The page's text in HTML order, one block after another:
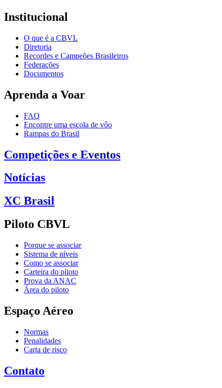
Institucional
O que é a CBVL
Diretoria
Recordes e Campeões Brasileiros
Federações
Documentos
Aprenda a Voar
FAQ
Encontre uma escola de vôo
Rampas do Brasil
Competições e Eventos
Notícias
XC Brasil
Piloto CBVL
Porque se associar
Sistema de níveis
Como se associar
Carteira do piloto
Prova da ANAC
Área do piloto
Espaço Aéreo
Normas
Penalidades
Carta de risco
Contato